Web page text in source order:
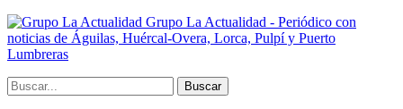
Grupo La Actualidad - Periódico con
noticias de Águilas, Huércal-Overa, Lorca, Pulpí y Puerto
Lumbreras